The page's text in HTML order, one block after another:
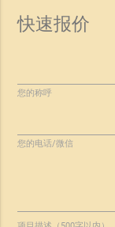
快速报价
您的称呼
您的电话/微信